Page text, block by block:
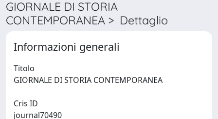
GIORNALE DI STORIA
CONTEMPORANEA > Dettaglio
Informazioni generali
Titolo
Cris ID